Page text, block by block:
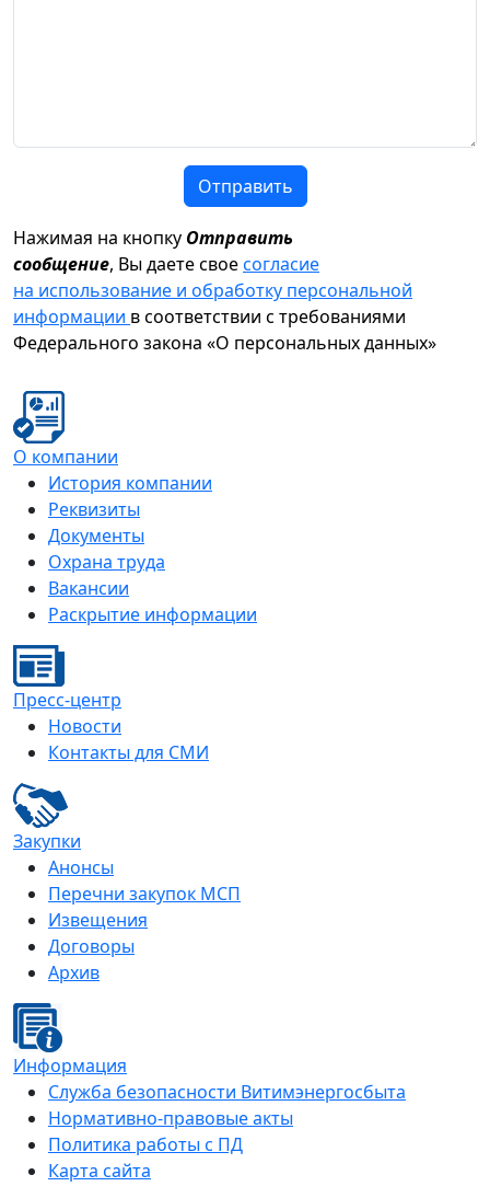
Отправить
Нажимая на кнопку Отправить
сообщение, Вы даете своесогласие
на использование и обработку персональной
информации в соответствии с требованиями
Федерального закона «О персональных данных»
О компании
История компании
Реквизиты
Документы
Охрана труда
Вакансии
Раскрытие информации
Пресс-центр
Новости
Контакты для СМИ
Закупки
Анонсы
Перечни закупок МСП
Извещения
Договоры
Архив
Информация
Служба безопасности Витимэнергосбыта
Нормативно-правовые акты
Политика работы с ПД
Карта сайта